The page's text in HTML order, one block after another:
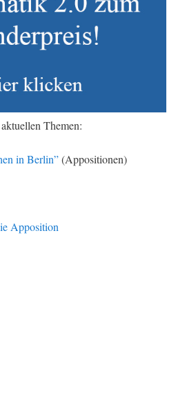
Themen:
in Berlin”(Appositionen)
Apposition